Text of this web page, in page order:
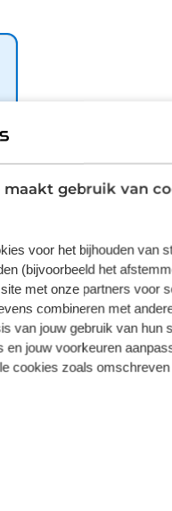
maakt gebruik van
voor het bijhouden van
(bijvoorbeeld het
met onze partners voor
combineren met
van jouw gebruik van hun
jouw voorkeuren
cookies zoals
De
niet zelf hoeft te
ook in deze auto kunt
met
dus geleverd met
gunstige
voorraadauto.
naar
zeggen